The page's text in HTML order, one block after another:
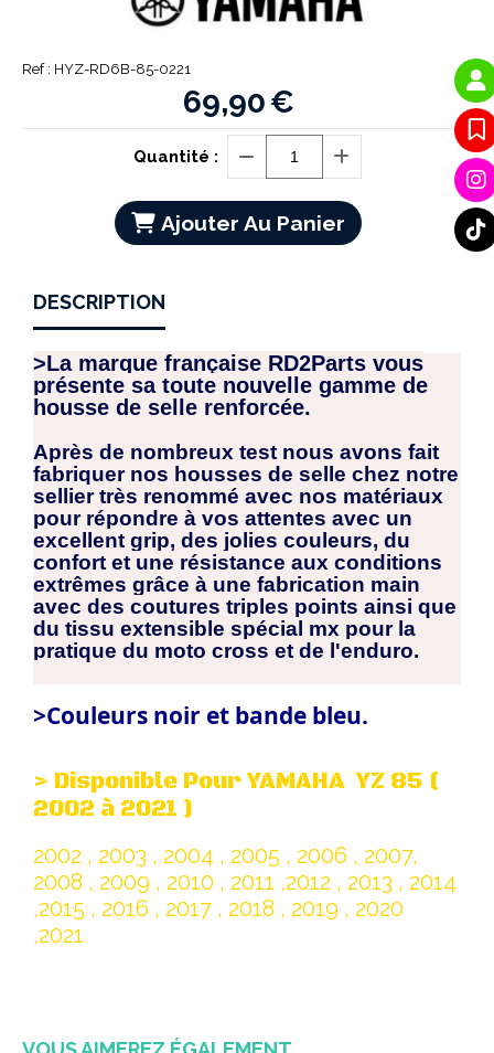
Ref : HYZ-RD6B-85-0221
69,90€
Quantité :
Ajouter Au Panier
DESCRIPTION
>La marque française RD2Parts vous
présente sa toute nouvelle gamme de
housse de selle renforcée.
Après de nombreux test nous avons fait
fabriquer nos housses de selle chez notre
sellier très renommé avec nos matériaux
pour répondre à vos attentes avec un
excellent grip, des jolies couleurs, du
confort et une résistance aux conditions
extrêmes grâce à une fabrication main
avec des coutures triples points ainsi que
du tissu extensible spécial mx pour la
pratique du moto cross et de l'enduro.
>Couleurs noir et bande bleu.
> Disponible Pour YAMAHA YZ 85 (
2002 à 2021 )
2002 , 2003 , 2004 , 2005 , 2006 , 2007,
2008 , 2009 , 2010 , 2011 ,2012 , 2013 , 2014
,2015 , 2016 , 2017 , 2018 , 2019 , 2020
,2021